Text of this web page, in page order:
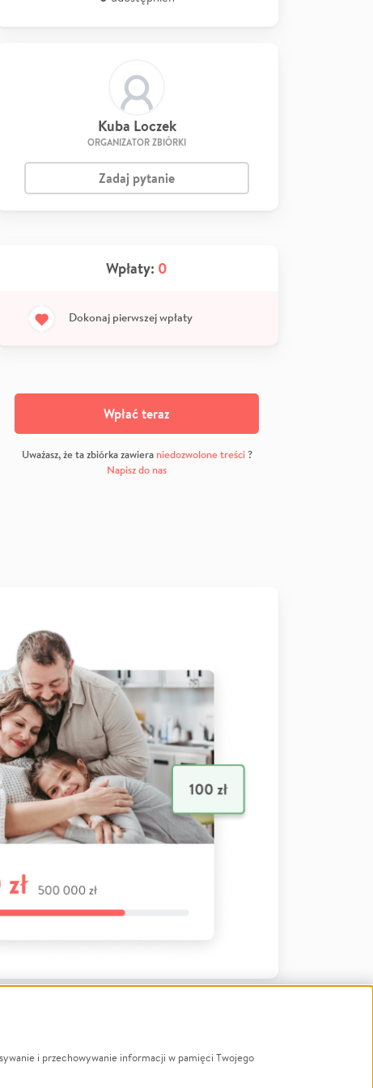
Kuba Loczek
ORGANIZATOR ZBIÓRKI
Zadaj pytanie
Wpłaty: 0
Dokonaj pierwszej wpłaty
Wpłać teraz
Uważasz, że ta zbiórka zawiera niedozwolone treści?
Napisz do nas
i przechowywanie informacji w pamięci Twojego